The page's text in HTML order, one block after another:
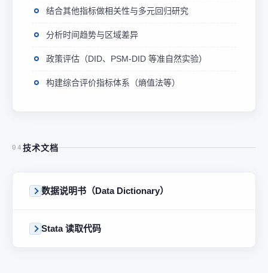
结合其他指标做相关性与多元回归研究
分析时间趋势与区域差异
政策评估（DID、PSM-DID 等准自然实验）
构建综合评价指标体系（熵值法等）
04 技术文档
数据说明书（Data Dictionary）
Stata 读取代码